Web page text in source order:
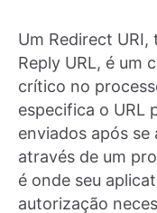
Um Redirect
Reply URL, é um
crítico no
especifica o URL
enviados após
através de um
é onde seu
autorização